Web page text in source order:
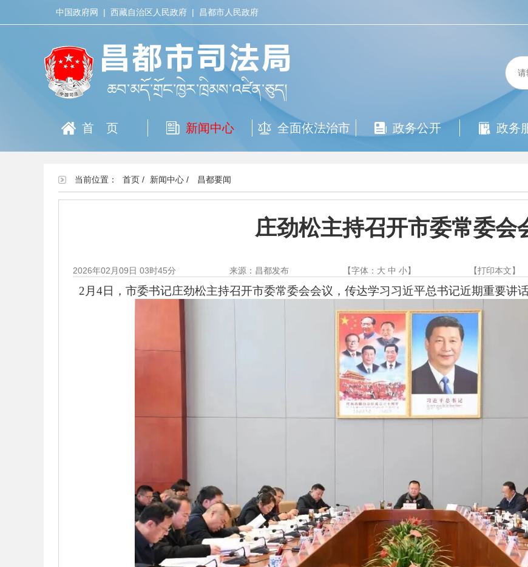
中国政府网 | 西藏自治区人民政府 | 昌都市人民政府
首页 新闻中心 全面依法治市 政务公开 政务
当前位置： 首页 / 新闻中心 / 昌都要闻
庄劲松主持召开市委常委会
2026年02月09日 03时45分 来源：昌都发布 【字体： 大 中 小】 【打印本文】
2月4日，市委书记庄劲松主持召开市委常委会会议，传达学习习近平总书记近期重要讲